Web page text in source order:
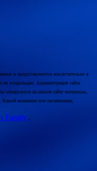
и предоставляются исключительно в
их владельцам. Администрация сайта
обнаружили на нашем сайте материалы,
компании или организации,
Family..